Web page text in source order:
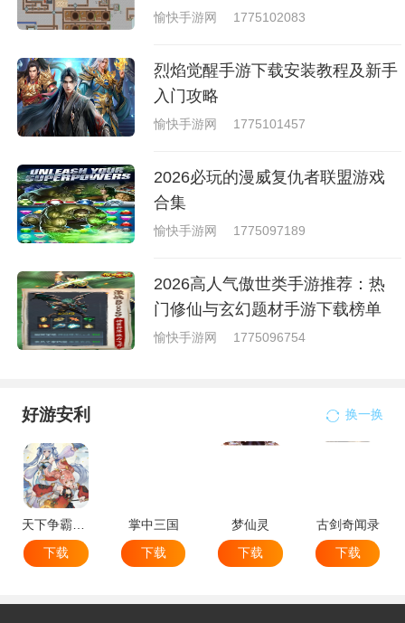
愉快手游网 1775102083
烈焰觉醒手游下载安装教程及新手
入门攻略
愉快手游网 1775101457
2026必玩的漫威复仇者联盟游戏
合集
愉快手游网 1775097189
2026高人气傲世类手游推荐：热
门修仙与玄幻题材手游下载榜单
愉快手游网 1775096754
好游安利 换一换
天下争霸三国志
下载
掌中三国
下载
梦仙灵
下载
古剑奇闻录
下载